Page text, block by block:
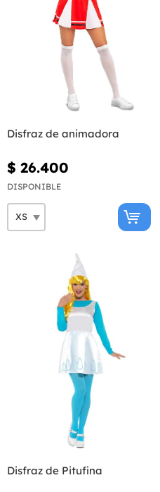
Disfraz de animadora
$ 26.400
DISPONIBLE
Disfraz de Pitufina